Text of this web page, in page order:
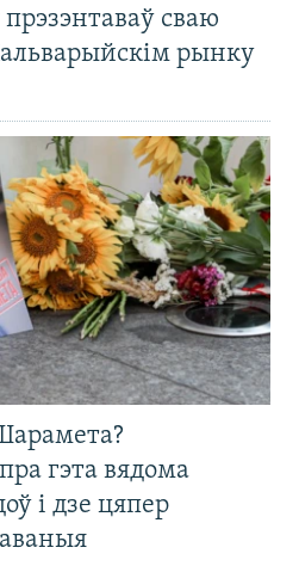
сваю
рынку
гэта вядома
і дзе цяпер